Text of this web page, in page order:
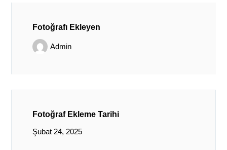
Fotoğrafı Ekleyen
Admin
Fotoğraf Ekleme Tarihi
Şubat 24, 2025